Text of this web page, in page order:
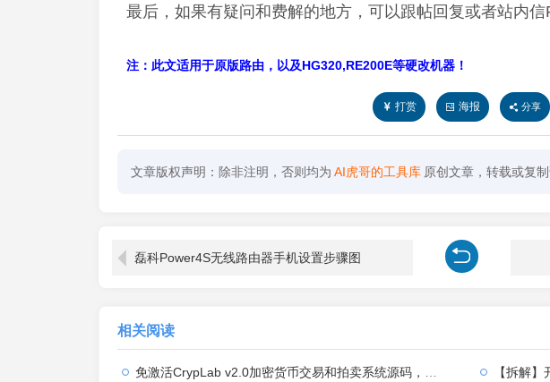
最后，如果有疑问和费解的地方，可以跟帖回复或者站内信
注：此文适用于原版路由，以及HG320,RE200E等硬改机器！
打赏 海报 分享
文章版权声明：除非注明，否则均为 AI虎哥的工具库 原创文章，转载或复
磊科Power4S无线路由器手机设置步骤图
相关阅读
免激活CrypLab v2.0加密货币交易和拍卖系统源码，前台新增中文后台全部汉化
【拆解